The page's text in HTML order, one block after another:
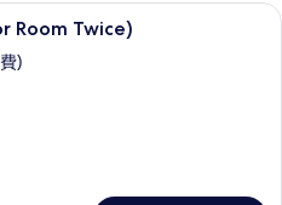
高級客房, 2 張單人床 (Superior
Room Twice)
)